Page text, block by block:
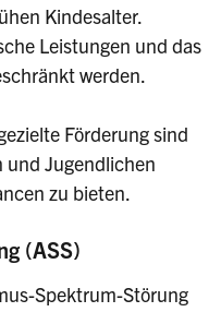
Kindesalter.
Leistungen und das
werden.
Förderung sind
Jugendlichen
zu bieten.
(ASS)
Spektrum-Störung